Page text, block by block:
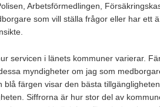
Arbetsförmedlingen,
som vill ställa frågor eller har ett
servicen i länets kommuner varierar.
myndigheter om jag som
blå färgen visar den bästa
Siffrorna är hur stor del av